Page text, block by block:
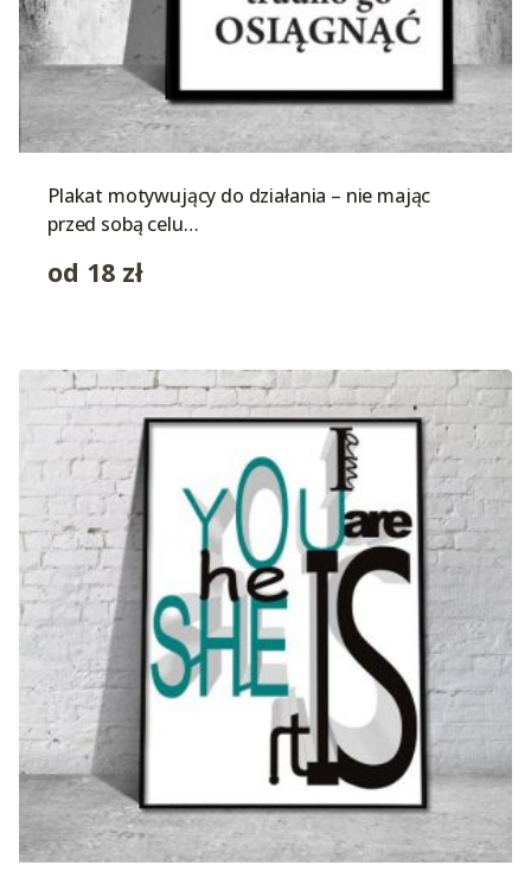
Plakat motywujący do działania – nie mając
przed sobą celu…
od 18 zł